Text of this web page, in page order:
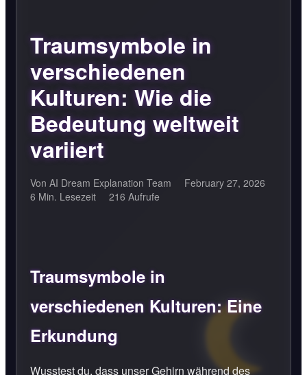
Traumsymbole in
verschiedenen
Kulturen: Wie die
Bedeutung weltweit
variiert
Von AI Dream Explanation Team
February 27, 2026
6 Min. Lesezeit
216 Aufrufe
Traumsymbole in
verschiedenen Kulturen: Eine
Erkundung
Wusstest du, dass unser Gehirn während des